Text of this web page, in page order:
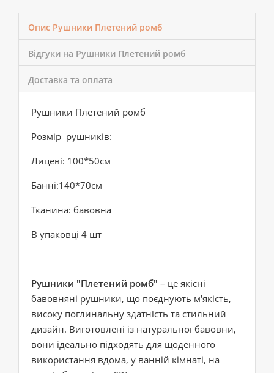
Опис Рушники Плетений ромб
Відгуки на Рушники Плетений ромб
Доставка та оплата
Рушники Плетений ромб
Розмір рушників:
Лицеві: 100*50см
Банні:140*70см
Тканина: бавовна
В упаковці 4 шт
Рушники "Плетений ромб" – це якісні
бавовняні рушники, що поєднують м'якість,
високу поглинальну здатність та стильний
дизайн. Виготовлені із натуральної бавовни,
вони ідеально підходять для щоденного
використання вдома, у ванній кімнаті, на